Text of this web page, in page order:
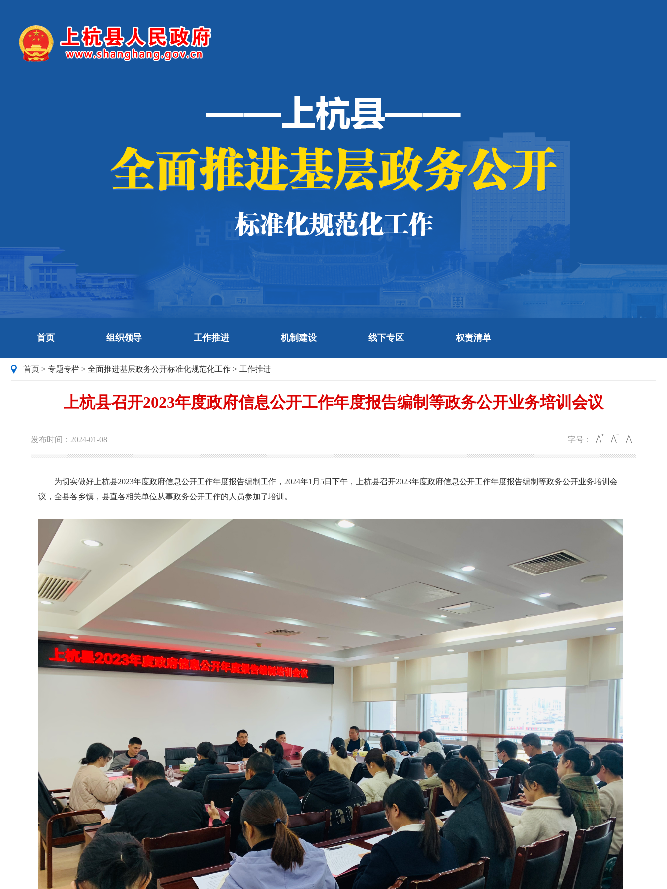
首页 组织领导 工作推进 机制建设 线下专区 权责清单
首页 > 专题专栏 > 全面推进基层政务公开标准化规范化工作 > 工作推进
上杭县召开2023年度政府信息公开工作年度报告编制等政务公开业务培训会议
发布时间：2024-01-08 字号：
为切实做好上杭县2023年度政府信息公开工作年度报告编制工作，2024年1月5日下午，上杭县召开2023年度政府信息公开工作年度报告编制等政务公开业务培训会
议，全县各乡镇，县直各相关单位从事政务公开工作的人员参加了培训。